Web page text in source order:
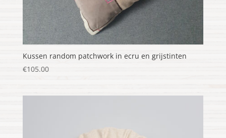
Kussen random patchwork in ecru en grijstinten
€105.00